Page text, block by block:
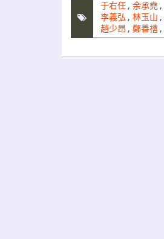
于右任 , 余承堯 ,
李義弘 , 林玉山 ,
趙少昂 , 鄭善禧 ,